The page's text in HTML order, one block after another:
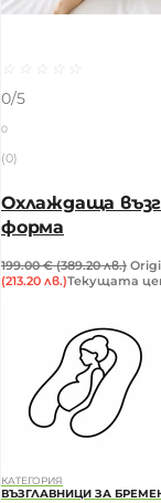
☆ ☆ ☆ ☆
☆
0/5
0
(0)
Охлаждаща
форма
199.00€ (389.20 лв.)
(213.20 лв.)Текущата
КАТЕГОРИЯ
ВЪЗГЛАВНИЦИ ЗА